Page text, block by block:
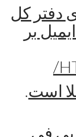
دفتر کل
بر
است.